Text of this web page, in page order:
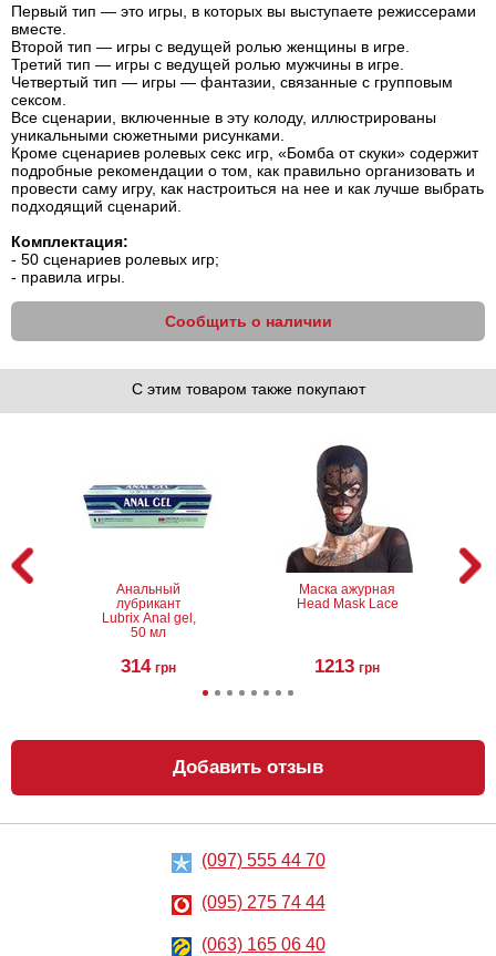
Первый тип — это игры, в которых вы выступаете режиссерами
вместе.
Второй тип — игры с ведущей ролью женщины в игре.
Третий тип — игры с ведущей ролью мужчины в игре.
Четвертый тип — игры — фантазии, связанные с групповым
сексом.
Все сценарии, включенные в эту колоду, иллюстрированы
уникальными сюжетными рисунками.
Кроме сценариев ролевых секс игр, «Бомба от скуки» содержит
подробные рекомендации о том, как правильно организовать и
провести саму игру, как настроиться на нее и как лучше выбрать
подходящий сценарий.
Комплектация:
- 50 сценариев ролевых игр;
- правила игры.
Сообщить о наличии
С этим товаром также покупают
Анальный
лубрикант
Lubrix Anal gel,
50 мл
314 грн
Маска ажурная
Head Mask Lace
1213 грн
Маска Head
грн
Парик Jennifer
2779
Добавить отзыв
(097) 555 44 70
(095) 275 74 44
(063) 165 06 40